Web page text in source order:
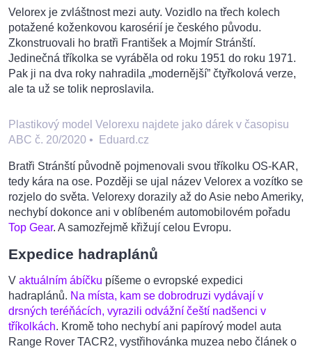
Velorex je zvláštnost mezi auty. Vozidlo na třech kolech
potažené koženkovou karosérií je českého původu.
Zkonstruovali ho bratři František a Mojmír Stránští.
Jedinečná tříkolka se vyráběla od roku 1951 do roku 1971.
Pak ji na dva roky nahradila „modernější” čtyřkolová verze,
ale ta už se tolik neproslavila.
Plastikový model Velorexu najdete jako dárek v časopisu
ABC č. 20/2020 • Eduard.cz
Bratři Stránští původně pojmenovali svou tříkolku OS-KAR,
tedy kára na ose. Později se ujal název Velorex a vozítko se
rozjelo do světa. Velorexy dorazily až do Asie nebo Ameriky,
nechybí dokonce ani v oblíbeném automobilovém pořadu
Top Gear. A samozřejmě křižují celou Evropu.
Expedice hadraplánů
V aktuálním ábíčku píšeme o evropské expedici
hadraplánů. Na místa, kam se dobrodruzi vydávají v
drsných teréňácích, vyrazili odvážní čeští nadšenci v
tříkolkách. Kromě toho nechybí ani papírový model auta
Range Rover TACR2, vystřihovánka muzea nebo článek o